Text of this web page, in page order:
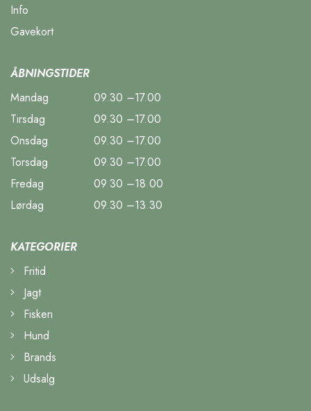
Info
Gavekort
ÅBNINGSTIDER
Mandag
09.30 –17.00
Tirsdag
09.30 –17.00
Onsdag
09.30 –17.00
Torsdag
09.30 –17.00
Fredag
09.30 –18.00
Lørdag
09.30 –13.30
KATEGORIER
Fritid
Jagt
Fiskeri
Hund
Brands
Udsalg